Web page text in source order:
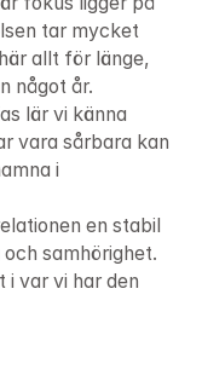
tar mycket
allt för länge,
något år.
lär vi känna
vara sårbara kan
i
en stabil
samhörighet.
i var vi har den